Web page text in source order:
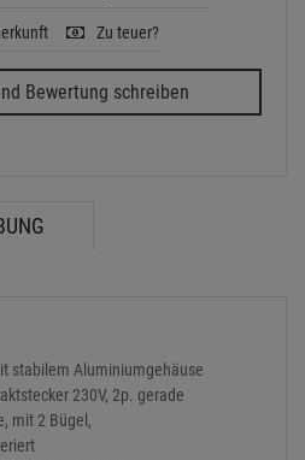
Zu teuer?
Bewertung schreiben
stabilem Aluminiumgehäuse
230V, 2p. gerade
mit 2 Bügel,